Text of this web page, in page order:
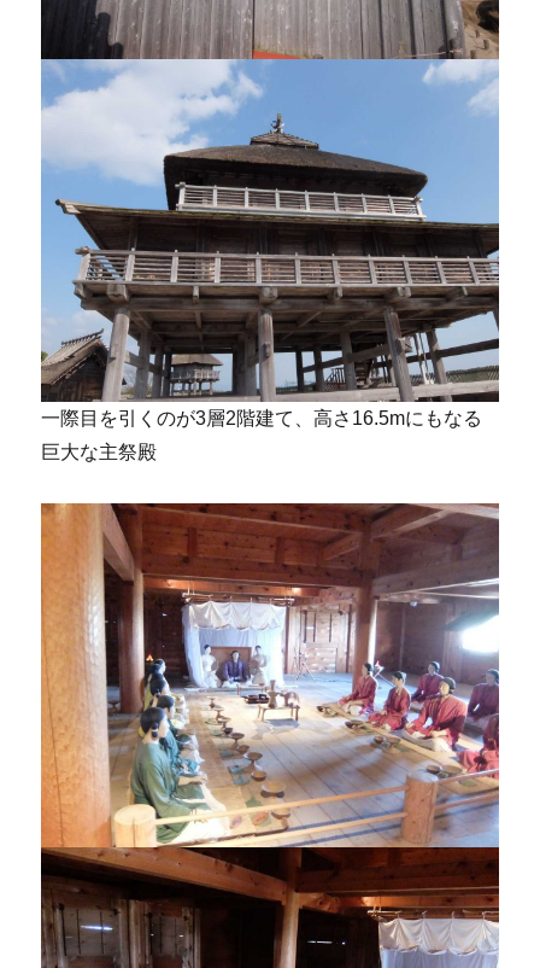
一際目を引くのが3層2階建て、高さ16.5mにもなる
巨大な主祭殿